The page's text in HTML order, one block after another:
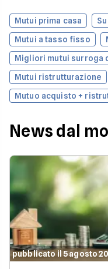
Mutui prima casa
Mutui a tasso fisso
Migliori mutui surroga
Mutui ristrutturazione
Mutuo acquisto +
News dal
pubblicato il 5 agosto